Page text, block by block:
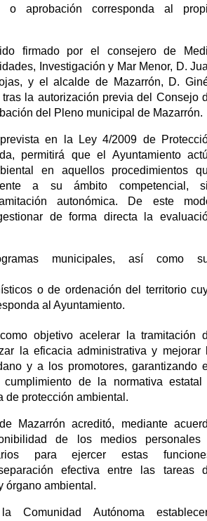
o aprobación corresponda al
firmado por el consejero de
Investigación y Mar Menor, D.
y el alcalde de Mazarrón, D.
la autorización previa del Consejo
del Pleno municipal de Mazarrón.
en la Ley 4/2009 de
permitirá que el Ayuntamiento
en aquellos procedimientos
a su ámbito competencial,
autonómica. De este
de forma directa la
municipales, así como
o de ordenación del territorio
al Ayuntamiento.
objetivo acelerar la tramitación
la eficacia administrativa y mejorar
y a los promotores, garantizando
de la normativa estatal
de protección ambiental.
Mazarrón acreditó, mediante
de los medios personales
para ejercer estas
efectiva entre las tareas
órgano ambiental.
Comunidad Autónoma